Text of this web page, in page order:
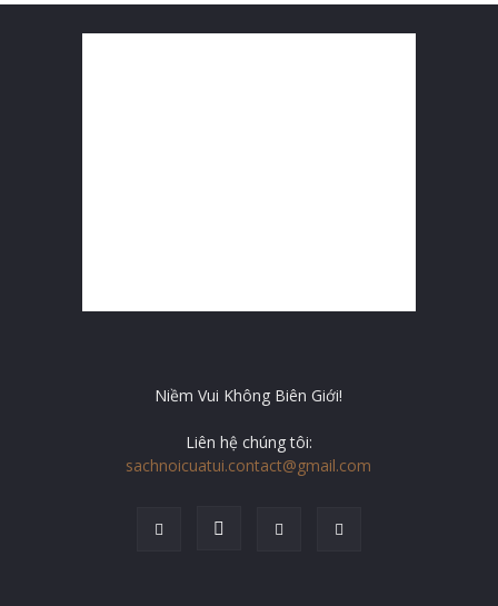
Niềm Vui Không Biên Giới!
Liên hệ chúng tôi:
sachnoicuatui.contact@gmail.com